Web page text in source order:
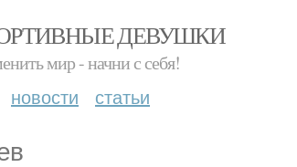
ДЕВУШКИ
мир - начни с себя!
новости статьи